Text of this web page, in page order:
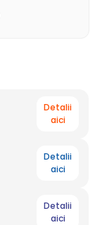
Detalii
aici
Detalii
aici
Detalii
aici